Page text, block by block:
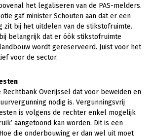
planten en zomerbloemen
landbouw
het legaliseren van de PAS-melders.
gaf minister Schouten aan dat er een
zit bij het uitdelen van de stikstofruimte.
belangrijk dat er óók stikstofruimte
wordt gereserveerd. Juist voor het
voor de sector.
Rechtbank Overijssel dat voor beweiden en
nodig is. Vergunningsvrij
is volgens de rechter enkel mogelijk
aangetoond kan worden. Dit is een
die onderbouwing er dan wel uit moet